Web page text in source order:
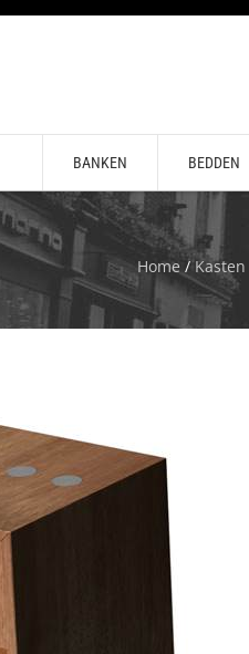
BANKEN BEDDEN
Home /Kasten